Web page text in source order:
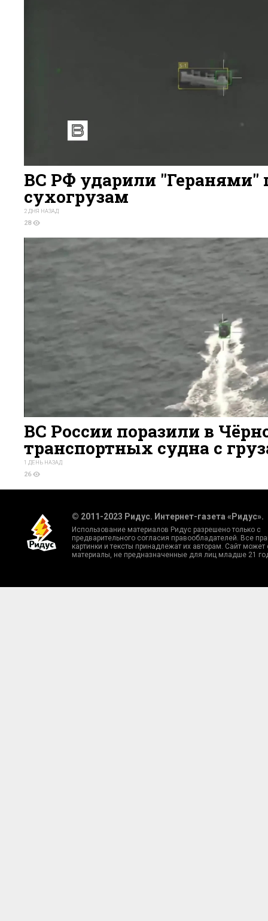
ВС РФ ударили "Геранями"
сухогрузам
2 ДНЯ НАЗАД
28
ВС России поразили в
транспортных судна с
1 ДЕНЬ НАЗАД
26
© 2011-2023 Ридус. Интернет-газета «Ридус».
Использование материалов Ридус разрешено только с
предварительного согласия правообладателей. Все
картинки и тексты принадлежат их авторам. Сайт может
материалы, не предназначенные для лиц младше 21